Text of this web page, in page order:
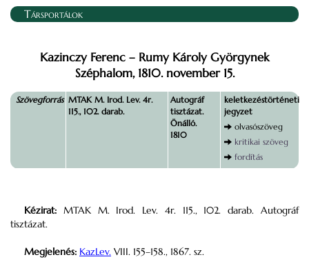
Társportálok
Kazinczy Ferenc – Rumy Károly Györgynek
Széphalom, 1810. november 15.
Szövegforrás MTAK M. Irod. Lev. 4r.
115., 102. darab.
Autográf
tisztázat.
Önálló.
1810
keletkezéstörténeti
jegyzet
olvasószöveg
kritikai szöveg
fordítás
Kézirat: MTAK M. Irod. Lev. 4r. 115., 102. darab. Autográf
tisztázat.
Megjelenés: KazLev. VIII. 155–158., 1867. sz.